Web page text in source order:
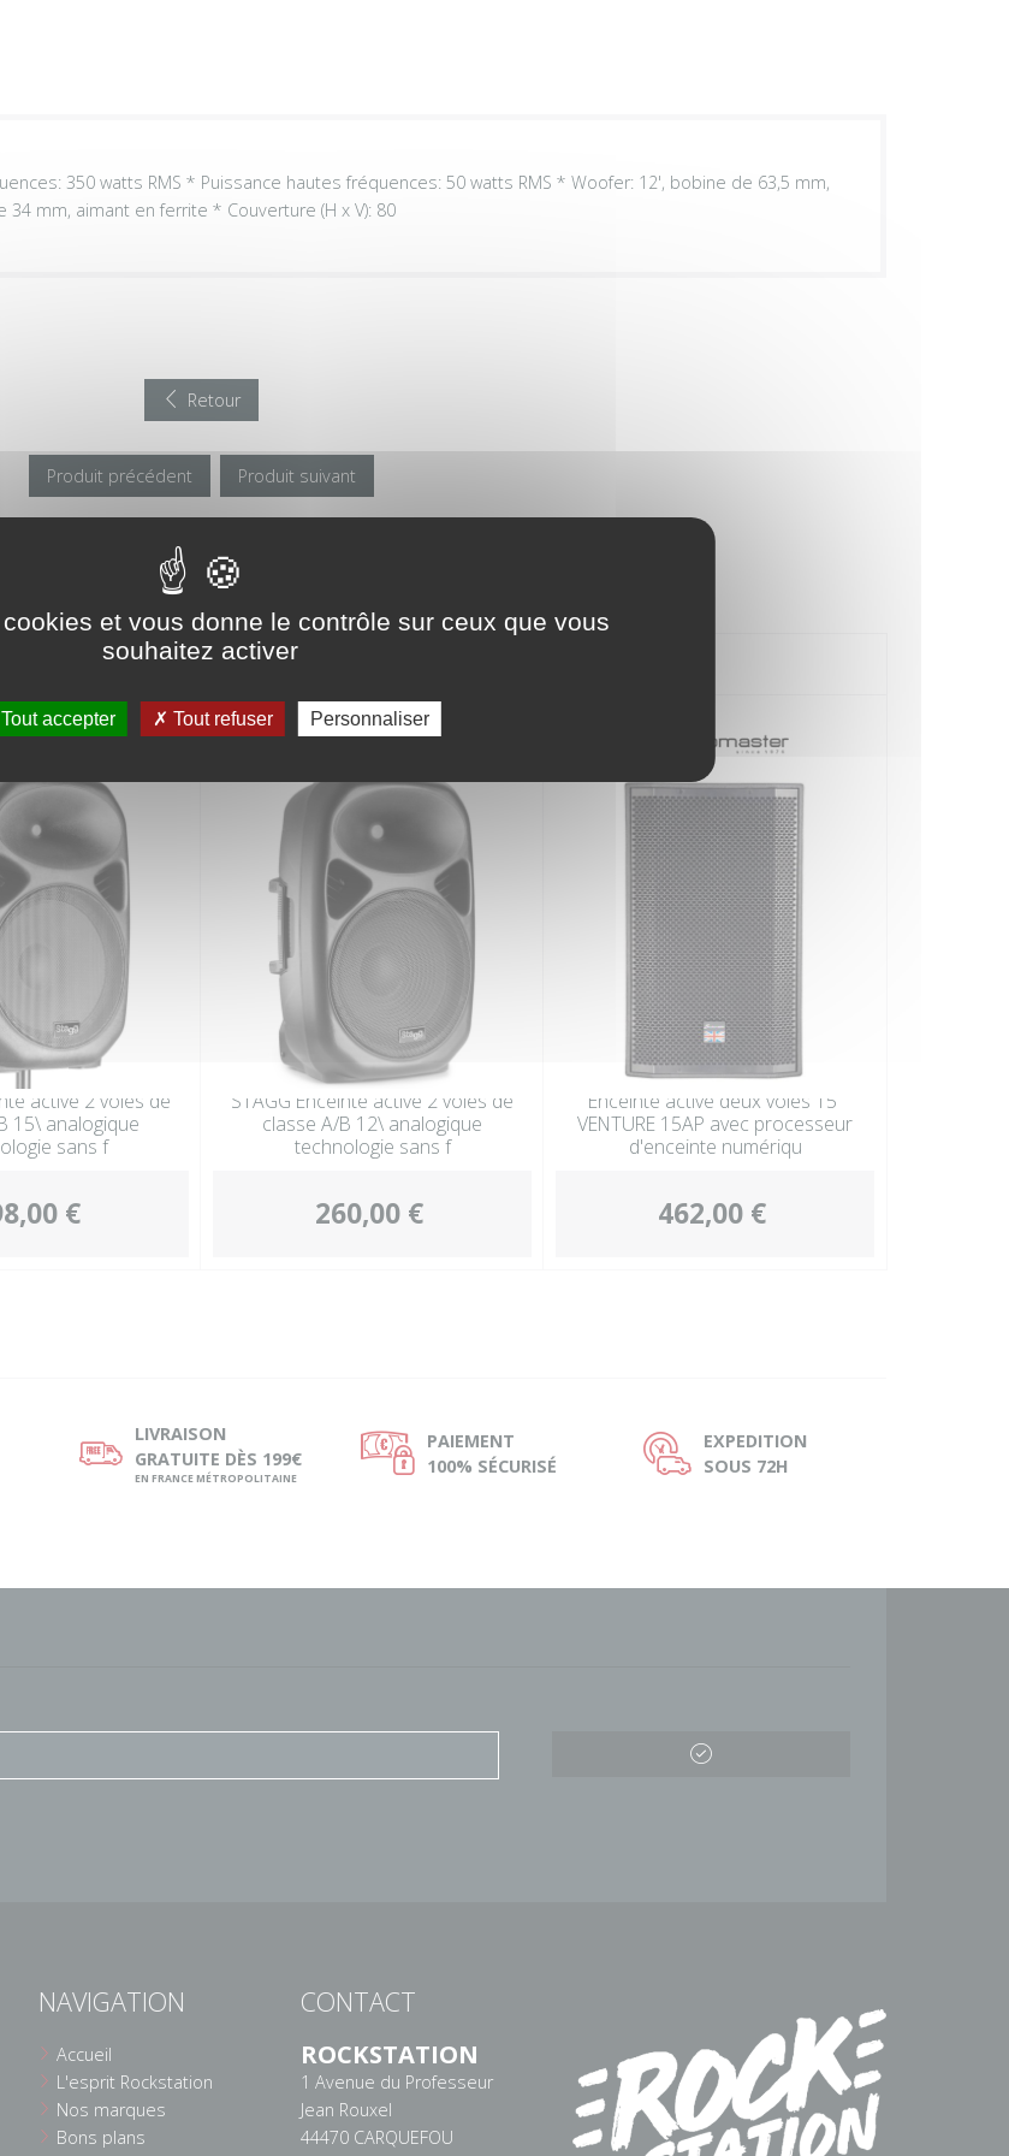
350 watts RMS * Puissance hautes fréquences: 50 watts RMS * Woofer: 12', bobine de 63,5 mm,
mm, aimant en ferrite * Couverture (H x V): 80
Retour
Produit précédent Produit suivant
active 2 voies de
15\ analogique
sans f
€
STAGG Enceinte active 2 voies de
classe A/B 12\ analogique
technologie sans f
260,00 €
Enceinte active deux voies 15”
VENTURE 15AP avec processeur
d'enceinte numériqu
462,00 €
ø LIVRAISON
GRATUITE DÈS 199€
EN FRANCE MÉTROPOLITAINE
Ø PAIEMENT
100% SÉCURISÉ
Ù
EXPEDITION
SOUS 72H
NAVIGATION
Accueil
L'esprit Rockstation
Nos marques
Bons plans
CONTACT
ROCKSTATION
1 Avenue du Professeur
Jean Rouxel
44470 CARQUEFOU
et vous donne le contrôle sur ceux que vous
souhaitez activer
Tout accepter Tout refuser Personnaliser